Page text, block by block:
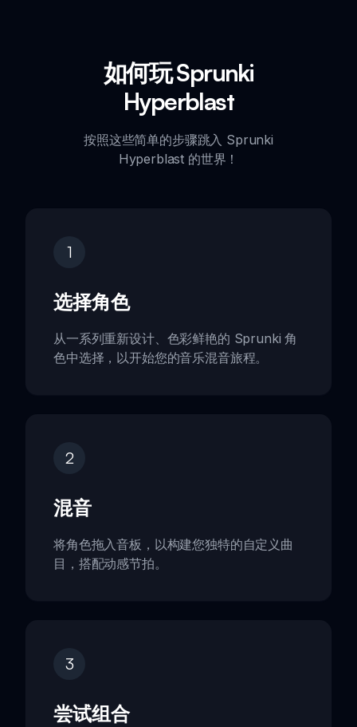
如何玩 Sprunki
Hyperblast
按照这些简单的步骤跳入 Sprunki
Hyperblast 的世界！
1
选择角色
从一系列重新设计、色彩鲜艳的 Sprunki 角
色中选择，以开始您的音乐混音旅程。
2
混音
将角色拖入音板，以构建您独特的自定义曲
目，搭配动感节拍。
3
尝试组合